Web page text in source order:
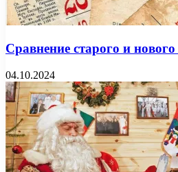
Сравнение старого и
04.10.2024